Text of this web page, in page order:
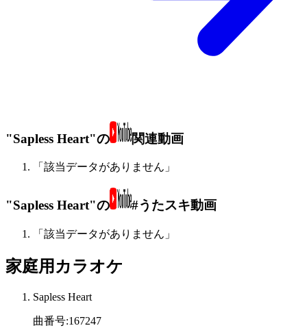
"Sapless Heart"の 関連動画
「該当データがありません」
"Sapless Heart"の #うたスキ動画
「該当データがありません」
家庭用カラオケ
Sapless Heart
曲番号:167247